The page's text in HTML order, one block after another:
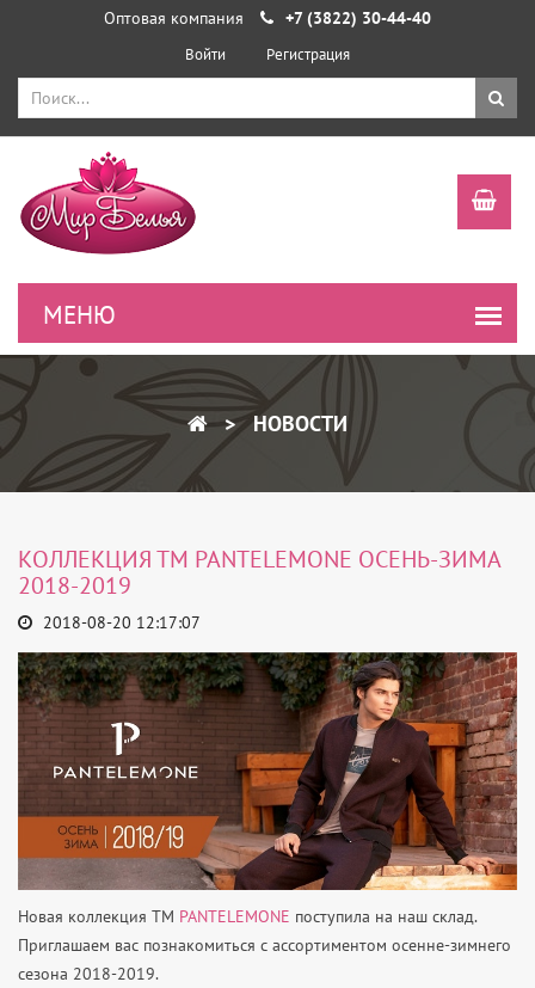
Оптовая компания +7 (3822) 30-44-40
Войти Регистрация
НОВОСТИ
КОЛЛЕКЦИЯ ТМ PANTELEMONE ОСЕНЬ-ЗИМА
2018-2019
2018-08-20 12:17:07
Новая коллекция ТМ PANTELEMONE поступила на наш склад.
Приглашаем вас познакомиться с ассортиментом осенне-зимнего
сезона 2018-2019.